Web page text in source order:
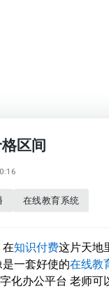
区间
在线教育系统
在知识付费这片天地
一套好使的在线教
化办公平台 老师